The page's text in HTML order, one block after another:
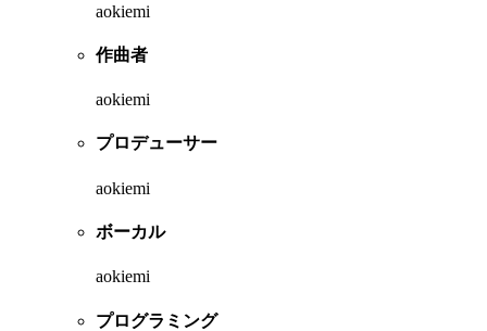
aokiemi
作曲者
aokiemi
プロデューサー
aokiemi
ボーカル
aokiemi
プログラミング